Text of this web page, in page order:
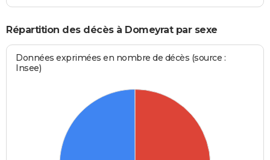
Répartition des décès à Domeyrat par sexe
Données exprimées en nombre de décès (source :
Insee)